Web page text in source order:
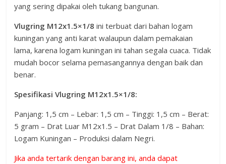
yang sering dipakai oleh tukang bangunan.
Vlugring M12x1.5×1/8ini terbuat dari bahan logam
kuningan yang anti karat walaupun dalam pemakaian
lama, karena logam kuningan ini tahan segala cuaca. Tidak
mudah bocor selama pemasangannya dengan baik dan
benar.
Spesifikasi Vlugring M12x1.5×1/8:
Panjang: 1,5 cm – Lebar: 1,5 cm – Tinggi: 1,5 cm – Berat:
5 gram – Drat Luar M12x1.5 – Drat Dalam 1/8 – Bahan:
Logam Kuningan – Produksi dalam Negri.
Jika anda tertarik dengan barang ini, anda dapat